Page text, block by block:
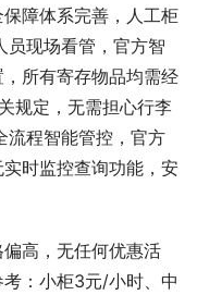
障体系完善，人工柜
员现场看管，官方智
所有寄存物品均需经
规定，无需担心行李
流程智能管控，官方
时监控查询功能，安
高，无任何优惠活
：小柜3元/小时、中